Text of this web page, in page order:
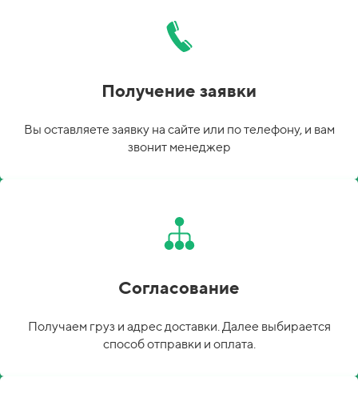
Получение заявки
Вы оставляете заявку на сайте или по телефону, и вам
звонит менеджер
Согласование
Получаем груз и адрес доставки. Далее выбирается
способ отправки и оплата.